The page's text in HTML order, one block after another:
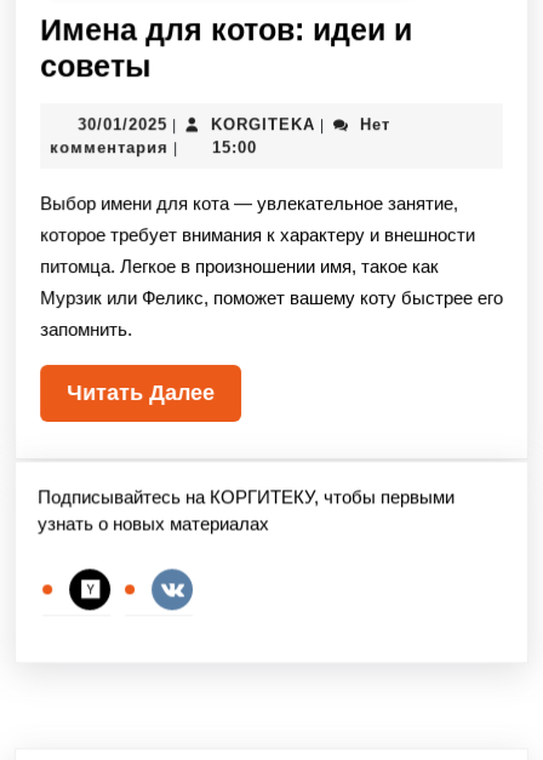
Имена для котов: идеи и
советы
30/01/2025 | KORGITEKA |
Нет
комментария | 15:00
Выбор имени для кота — увлекательное занятие,
которое требует внимания к характеру и внешности
питомца. Легкое в произношении имя, такое как
Мурзик или Феликс, поможет вашему коту быстрее его
запомнить.
Читать Далее
Подписывайтесь на КОРГИТЕКУ, чтобы первыми
узнать о новых материалах